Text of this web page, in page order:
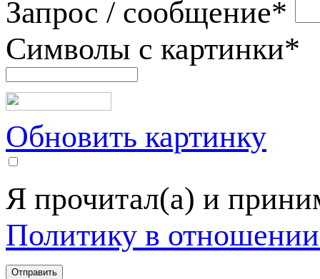
Запрос / сообщение*
Символы с картинки*
Обновить картинку
Я прочитал(а) и
Политику в